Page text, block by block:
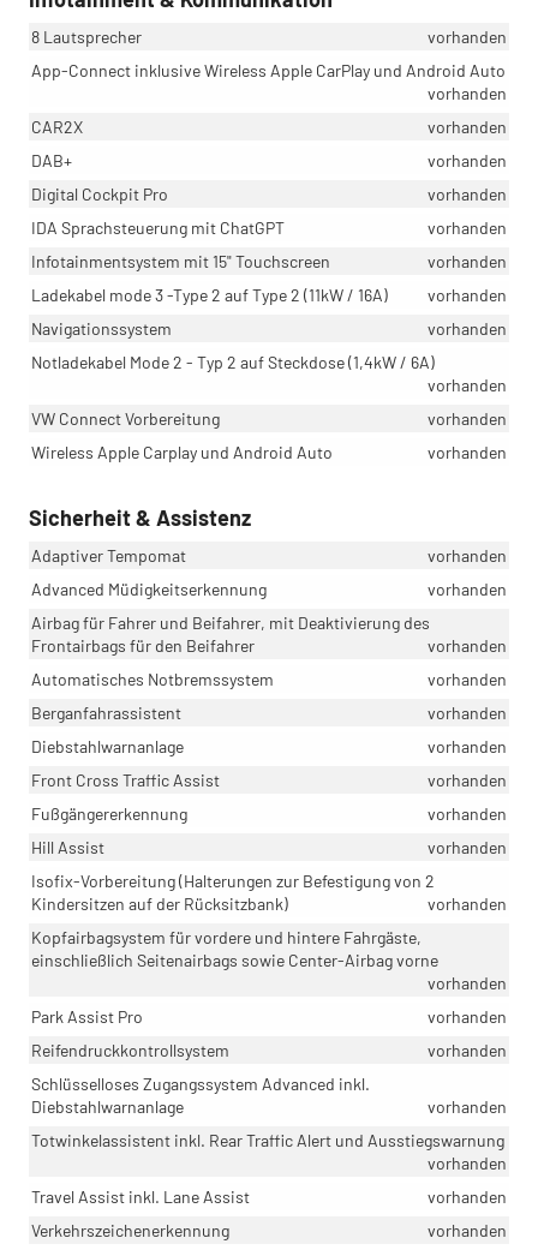
8 Lautsprecher
vorhanden
App-Connect inklusive Wireless Apple CarPlay und Android Auto
vorhanden
CAR2X
vorhanden
DAB+
vorhanden
Digital Cockpit Pro
vorhanden
IDA Sprachsteuerung mit ChatGPT
vorhanden
Infotainmentsystem mit 15" Touchscreen
vorhanden
Ladekabel mode 3 -Type 2 auf Type 2 (11kW / 16A)
vorhanden
Navigationssystem
vorhanden
Notladekabel Mode 2 - Typ 2 auf Steckdose (1,4kW / 6A)
vorhanden
VW Connect Vorbereitung
vorhanden
Wireless Apple Carplay und Android Auto
vorhanden
Sicherheit & Assistenz
Adaptiver Tempomat
vorhanden
Advanced Müdigkeitserkennung
vorhanden
Airbag für Fahrer und Beifahrer, mit Deaktivierung des
Frontairbags für den Beifahrer
vorhanden
Automatisches Notbremssystem
vorhanden
Berganfahrassistent
vorhanden
Diebstahlwarnanlage
vorhanden
Front Cross Traffic Assist
vorhanden
Fußgängererkennung
vorhanden
Hill Assist
vorhanden
Isofix-Vorbereitung (Halterungen zur Befestigung von 2
Kindersitzen auf der Rücksitzbank)
vorhanden
Kopfairbagsystem für vordere und hintere Fahrgäste,
einschließlich Seitenairbags sowie Center-Airbag vorne
vorhanden
Park Assist Pro
vorhanden
Reifendruckkontrollsystem
vorhanden
Schlüsselloses Zugangssystem Advanced inkl.
Diebstahlwarnanlage
vorhanden
Totwinkelassistent inkl. Rear Traffic Alert und Ausstiegswarnung
vorhanden
Travel Assist inkl. Lane Assist
vorhanden
Verkehrszeichenerkennung
vorhanden